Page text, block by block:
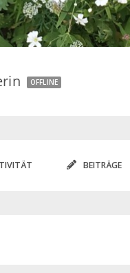
OFFLINE
BEITRÄGE